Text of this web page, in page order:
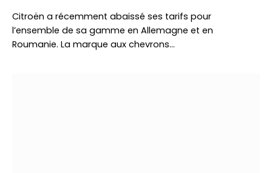
Citroën a récemment abaissé ses tarifs pour
l’ensemble de sa gamme en Allemagne et en
Roumanie. La marque aux chevrons…